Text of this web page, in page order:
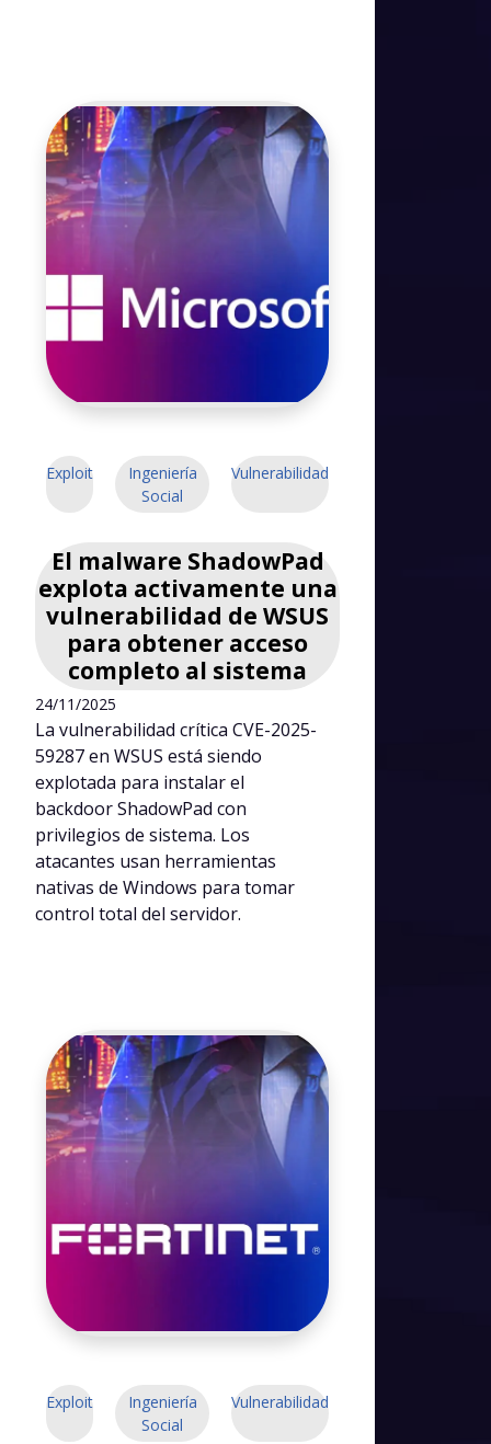
Exploit
Ingeniería
Social
Vulnerabilidad
El malware ShadowPad
explota activamente una
vulnerabilidad de WSUS
para obtener acceso
completo al sistema
24/11/2025
La vulnerabilidad crítica CVE-2025-
59287 en WSUS está siendo
explotada para instalar el
backdoor ShadowPad con
privilegios de sistema. Los
atacantes usan herramientas
nativas de Windows para tomar
control total del servidor.
Exploit
Ingeniería
Social
Vulnerabilidad